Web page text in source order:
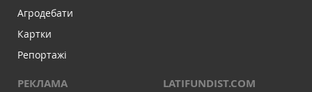
Агродебати
Картки
Репортажі
РЕКЛАМА LATIFUNDIST.COM